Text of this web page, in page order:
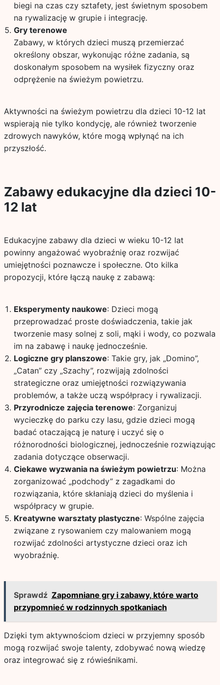
biegi na czas czy sztafety, jest świetnym sposobem
na rywalizację w grupie i integrację.
Gry terenowe
Zabawy, w których dzieci muszą przemierzać
określony obszar, wykonując różne zadania, są
doskonałym sposobem na wysiłek fizyczny oraz
odprężenie na świeżym powietrzu.
Aktywności na świeżym powietrzu dla dzieci 10-12 lat
wspierają nie tylko kondycję, ale również tworzenie
zdrowych nawyków, które mogą wpłynąć na ich
przyszłość.
Zabawy edukacyjne dla dzieci 10-
12 lat
Edukacyjne zabawy dla dzieci w wieku 10-12 lat
powinny angażować wyobraźnię oraz rozwijać
umiejętności poznawcze i społeczne. Oto kilka
propozycji, które łączą naukę z zabawą:
Eksperymenty naukowe: Dzieci mogą
przeprowadzać proste doświadczenia, takie jak
tworzenie masy solnej z soli, mąki i wody, co pozwala
im na zabawę i naukę jednocześnie.
Logiczne gry planszowe: Takie gry, jak „Domino”,
„Catan” czy „Szachy”, rozwijają zdolności
strategiczne oraz umiejętności rozwiązywania
problemów, a także uczą współpracy i rywalizacji.
Przyrodnicze zajęcia terenowe: Zorganizuj
wycieczkę do parku czy lasu, gdzie dzieci mogą
badać otaczającą je naturę i uczyć się o
różnorodności biologicznej, jednocześnie rozwiązując
zadania dotyczące obserwacji.
Ciekawe wyzwania na świeżym powietrzu: Można
zorganizować „podchody” z zagadkami do
rozwiązania, które skłaniają dzieci do myślenia i
współpracy w grupie.
Kreatywne warsztaty plastyczne: Wspólne zajęcia
związane z rysowaniem czy malowaniem mogą
rozwijać zdolności artystyczne dzieci oraz ich
wyobraźnię.
Sprawdź Zapomniane gry i zabawy, które warto
przypomnieć w rodzinnych spotkaniach
Dzięki tym aktywnościom dzieci w przyjemny sposób
mogą rozwijać swoje talenty, zdobywać nową wiedzę
oraz integrować się z rówieśnikami.